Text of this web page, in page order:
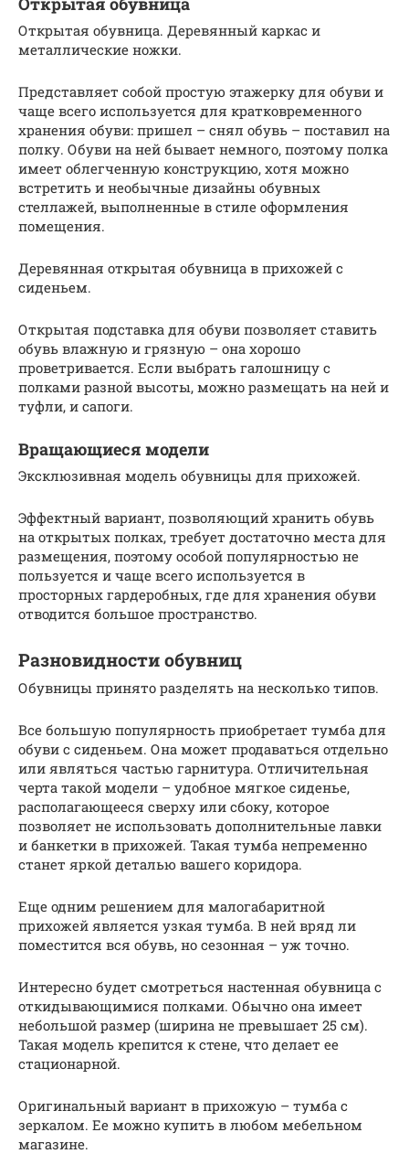
Открытая обувница. Деревянный каркас и
металлические ножки.
Представляет собой простую этажерку для обуви и
чаще всего используется для кратковременного
хранения обуви: пришел – снял обувь – поставил на
полку. Обуви на ней бывает немного, поэтому полка
имеет облегченную конструкцию, хотя можно
встретить и необычные дизайны обувных
стеллажей, выполненные в стиле оформления
помещения.
Деревянная открытая обувница в прихожей с
сиденьем.
Открытая подставка для обуви позволяет ставить
обувь влажную и грязную – она хорошо
проветривается. Если выбрать галошницу с
полками разной высоты, можно размещать на ней и
туфли, и сапоги.
Вращающиеся модели
Эксклюзивная модель обувницы для прихожей.
Эффектный вариант, позволяющий хранить обувь
на открытых полках, требует достаточно места для
размещения, поэтому особой популярностью не
пользуется и чаще всего используется в
просторных гардеробных, где для хранения обуви
отводится большое пространство.
Разновидности обувниц
Обувницы принято разделять на несколько типов.
Все большую популярность приобретает тумба для
обуви с сиденьем. Она может продаваться отдельно
или являться частью гарнитура. Отличительная
черта такой модели – удобное мягкое сиденье,
располагающееся сверху или сбоку, которое
позволяет не использовать дополнительные лавки
и банкетки в прихожей. Такая тумба непременно
станет яркой деталью вашего коридора.
Еще одним решением для малогабаритной
прихожей является узкая тумба. В ней вряд ли
поместится вся обувь, но сезонная – уж точно.
Интересно будет смотреться настенная обувница с
откидывающимися полками. Обычно она имеет
небольшой размер (ширина не превышает 25 см).
Такая модель крепится к стене, что делает ее
стационарной.
Оригинальный вариант в прихожую – тумба с
зеркалом. Ее можно купить в любом мебельном
магазине.